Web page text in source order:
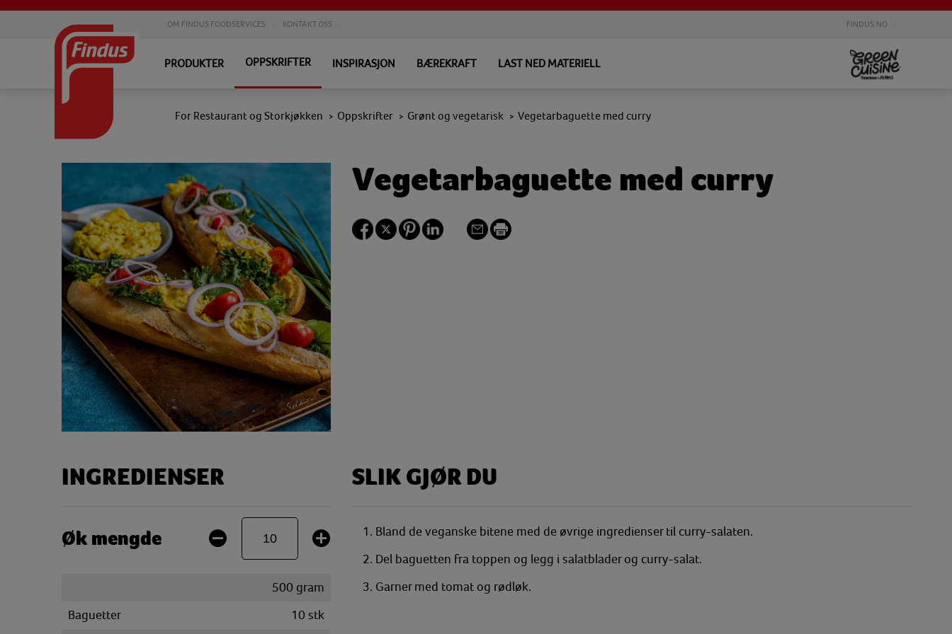
OM FINDUS FOODSERVICES KONTAKT OSS FINDUS.NO
PRODUKTER OPPSKRIFTER INSPIRASJON BÆREKRAFT LAST NED MATERIELL
For Restaurant og Storkjøkken > Oppskrifter > Grønt og vegetarisk > Vegetarbaguette med curry
Vegetarbaguette med curry
INGREDIENSER
Øk mengde
500 gram
Baguetter
10 stk
SLIK GJØR DU
1. Bland de veganske bitene med de øvrige ingredienser til curry-salaten.
2. Del baguetten fra toppen og legg i salatblader og curry-salat.
3. Garner med tomat og rødløk.